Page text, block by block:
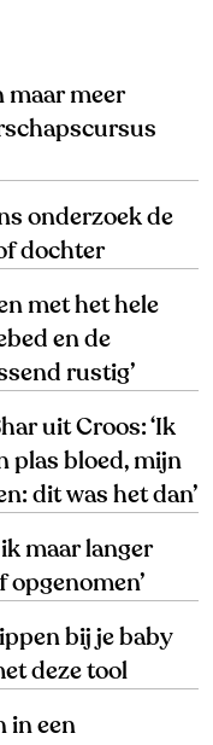
maar meer
onderzoek de
dochter
met het hele
en de
rustig’
uit Croos: ‘Ik
plas bloed, mijn
dit was het dan’
ik maar langer
bij je baby
deze tool
in een